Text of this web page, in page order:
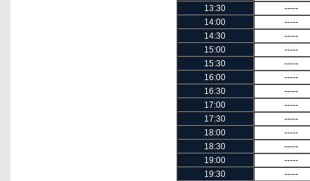
13:30
-----
14:00
-----
14:30
-----
15:00
-----
15:30
-----
16:00
-----
16:30
-----
17:00
-----
17:30
-----
18:00
-----
18:30
-----
19:00
-----
19:30
-----